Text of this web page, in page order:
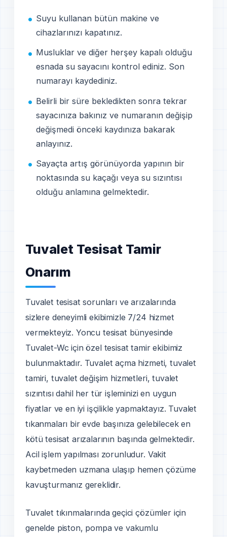
Suyu kullanan bütün makine ve
cihazlarınızı kapatınız.
Musluklar ve diğer herşey kapalı olduğu
esnada su sayacını kontrol ediniz. Son
numarayı kaydediniz.
Belirli bir süre bekledikten sonra tekrar
sayacınıza bakınız ve numaranın değişip
değişmedi önceki kaydınıza bakarak
anlayınız.
Sayaçta artış görünüyorda yapının bir
noktasında su kaçağı veya su sızıntısı
olduğu anlamına gelmektedir.
Tuvalet Tesisat Tamir
Onarım
Tuvalet tesisat sorunları ve arızalarında
sizlere deneyimli ekibimizle 7/24 hizmet
vermekteyiz. Yoncu tesisat bünyesinde
Tuvalet-Wc için özel tesisat tamir ekibimiz
bulunmaktadır. Tuvalet açma hizmeti, tuvalet
tamiri, tuvalet değişim hizmetleri, tuvalet
sızıntısı dahil her tür işleminizi en uygun
fiyatlar ve en iyi işçilikle yapmaktayız. Tuvalet
tıkanmaları bir evde başınıza gelebilecek en
kötü tesisat arızalarının başında gelmektedir.
Acil işlem yapılması zorunludur. Vakit
kaybetmeden uzmana ulaşıp hemen çözüme
kavuşturmanız gereklidir.
Tuvalet tıkınmalarında geçici çözümler için
genelde piston, pompa ve vakumlu